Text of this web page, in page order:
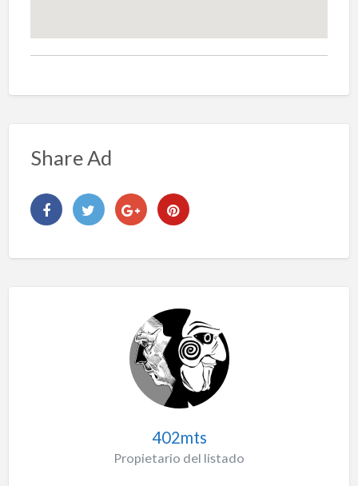
Share Ad
402mts
Propietario del listado